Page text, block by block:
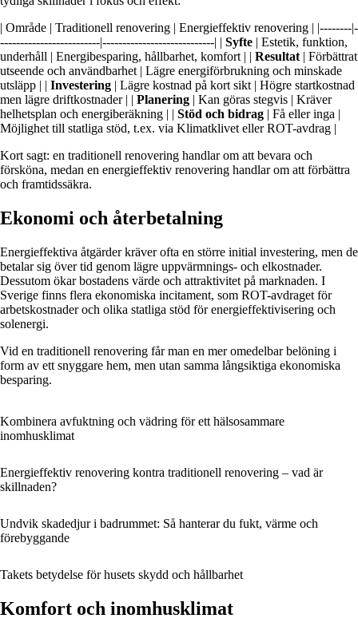
| Område | Traditionell renovering | Energieffektiv renovering | |--------|-
-------------------------|----------------------------| | Syfte | Estetik, funktion,
underhåll | Energibesparing, hållbarhet, komfort | | Resultat | Förbättrat
utseende och användbarhet | Lägre energiförbrukning och minskade
utsläpp | | Investering | Lägre kostnad på kort sikt | Högre startkostnad
men lägre driftkostnader | | Planering | Kan göras stegvis | Kräver
helhetsplan och energiberäkning | | Stöd och bidrag | Få eller inga |
Möjlighet till statliga stöd, t.ex. via Klimatklivet eller ROT-avdrag |
Kort sagt: en traditionell renovering handlar om att bevara och
försköna, medan en energieffektiv renovering handlar om att förbättra
och framtidssäkra.
Ekonomi och återbetalning
Energieffektiva åtgärder kräver ofta en större initial investering, men de
betalar sig över tid genom lägre uppvärmnings- och elkostnader.
Dessutom ökar bostadens värde och attraktivitet på marknaden. I
Sverige finns flera ekonomiska incitament, som ROT-avdraget för
arbetskostnader och olika statliga stöd för energieffektivisering och
solenergi.
Vid en traditionell renovering får man en mer omedelbar belöning i
form av ett snyggare hem, men utan samma långsiktiga ekonomiska
besparing.
Kombinera avfuktning och vädring för ett hälsosammare
inomhusklimat
Energieffektiv renovering kontra traditionell renovering – vad är
skillnaden?
Undvik skadedjur i badrummet: Så hanterar du fukt, värme och
förebyggande
Takets betydelse för husets skydd och hållbarhet
Komfort och inomhusklimat